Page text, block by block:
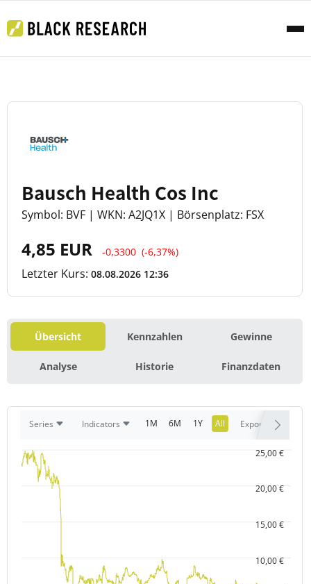
Bausch Health Cos Inc
Symbol: BVF | WKN: A2JQ1X | Börsenplatz: FSX
4,85 EUR -0,3300 (-6,37%)
Letzter Kurs: 08.08.2026 12:36
Übersicht Kennzahlen Gewinne
Analyse Historie Finanzdaten
Series Indicators 1M 6M 1Y All Export
10,00 €
15,00 €
20,00 €
25,00 €